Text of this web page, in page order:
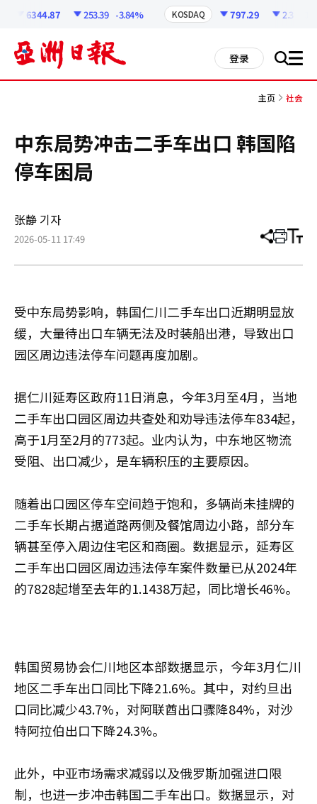
6344.87 253.39 -3.84% KOSDAQ 797.29 2.3
登录 搜 all
主页 社会
中东局势冲击二手车出口 韩国陷
停车困局
张静 기자
2026-05-11 17:49 分
章
打 调
小
受中东局势影响，韩国仁川二手车出口近期明显放
缓，大量待出口车辆无法及时装船出港，导致出口
园区周边违法停车问题再度加剧。
据仁川延寿区政府11日消息，今年3月至4月，当地
二手车出口园区周边共查处和劝导违法停车834起，
高于1月至2月的773起。业内认为，中东地区物流
受阻、出口减少，是车辆积压的主要原因。
随着出口园区停车空间趋于饱和，多辆尚未挂牌的
二手车长期占据道路两侧及餐馆周边小路，部分车
辆甚至停入周边住宅区和商圈。数据显示，延寿区
二手车出口园区周边违法停车案件数量已从2024年
的7828起增至去年的1.1438万起，同比增长46%。
韩国贸易协会仁川地区本部数据显示，今年3月仁川
地区二手车出口同比下降21.6%。其中，对约旦出
口同比减少43.7%，对阿联酋出口骤降84%，对沙
特阿拉伯出口下降24.3%。
此外，中亚市场需求减弱以及俄罗斯加强进口限
制，也进一步冲击韩国二手车出口。数据显示，对